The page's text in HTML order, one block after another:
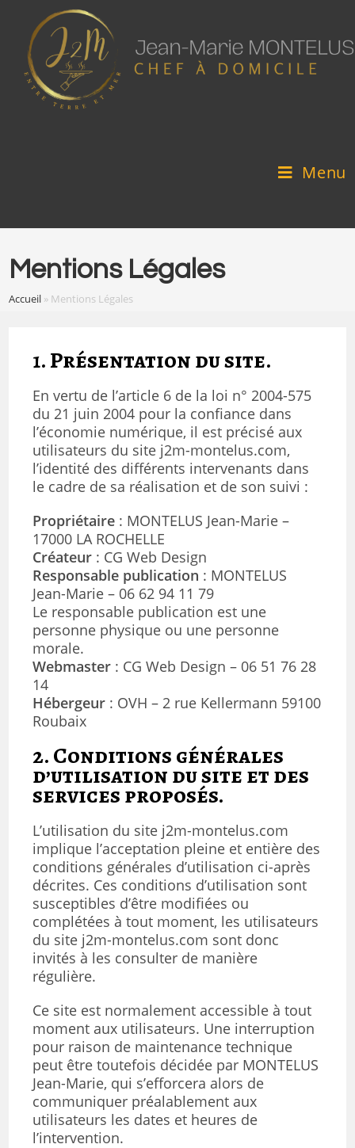
content
Menu
Mentions Légales
Accueil » Mentions Légales
1. Présentation du site.
En vertu de l’article 6 de la loi n° 2004-575
du 21 juin 2004 pour la confiance dans
l’économie numérique, il est précisé aux
utilisateurs du site j2m-montelus.com,
l’identité des différents intervenants dans
le cadre de sa réalisation et de son suivi :
Propriétaire : MONTELUS Jean-Marie –
17000 LA ROCHELLE
Créateur : CG Web Design
Responsable publication : MONTELUS
Jean-Marie – 06 62 94 11 79
Le responsable publication est une
personne physique ou une personne
morale.
Webmaster : CG Web Design – 06 51 76 28
14
Hébergeur : OVH – 2 rue Kellermann 59100
Roubaix
2. Conditions générales
d’utilisation du site et des
services proposés.
L’utilisation du site j2m-montelus.com
implique l’acceptation pleine et entière des
conditions générales d’utilisation ci-après
décrites. Ces conditions d’utilisation sont
susceptibles d’être modifiées ou
complétées à tout moment, les utilisateurs
du site j2m-montelus.com sont donc
invités à les consulter de manière
régulière.
Ce site est normalement accessible à tout
moment aux utilisateurs. Une interruption
pour raison de maintenance technique
peut être toutefois décidée par MONTELUS
Jean-Marie, qui s’efforcera alors de
communiquer préalablement aux
utilisateurs les dates et heures de
l’intervention.